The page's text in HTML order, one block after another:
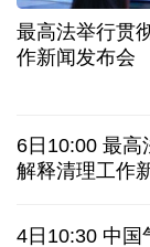
宇树科技战略
特朗普再签行
伊朗拟禁止敌
最高法举行贯
作新闻发布会
6日10:00 最高
解释清理工作
4日10:30 中国